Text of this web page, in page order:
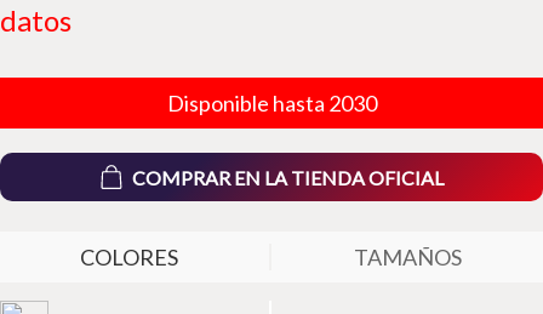
datos
Disponible hasta 2030
COMPRAR EN LA TIENDA OFICIAL
COLORES TAMAÑOS